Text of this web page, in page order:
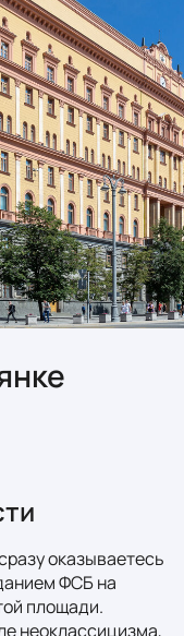
оказываетесь
ФСБ на
площади.
неоклассицизма,